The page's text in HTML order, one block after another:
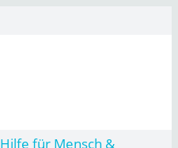
Hilfe für Mensch &